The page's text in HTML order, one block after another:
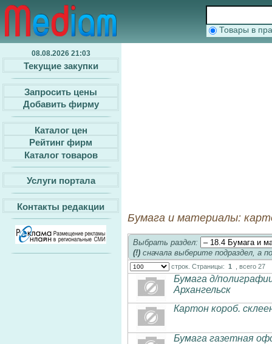
Товары в
08.08.2026 21:03
Текущие закупки
Запросить цены
Добавить фирму
Каталог цен
Рейтинг фирм
Каталог товаров
Услуги портала
Контакты редакции
Бумага и материалы:
Выбрать раздел:
(!) сначала выберите подраздел, а
строк. Страницы: 1 , всего 27
Бумага д/
Архангельск
Картон короб.
Бумага газетная